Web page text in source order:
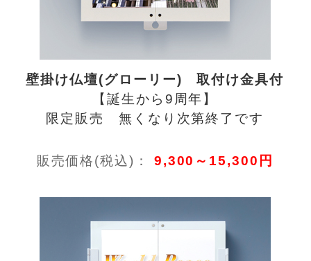
壁掛け仏壇(グローリー) 取付け金具付
【誕生から9周年】
限定販売 無くなり次第終了です
販売価格(税込)： 9,300～15,300円